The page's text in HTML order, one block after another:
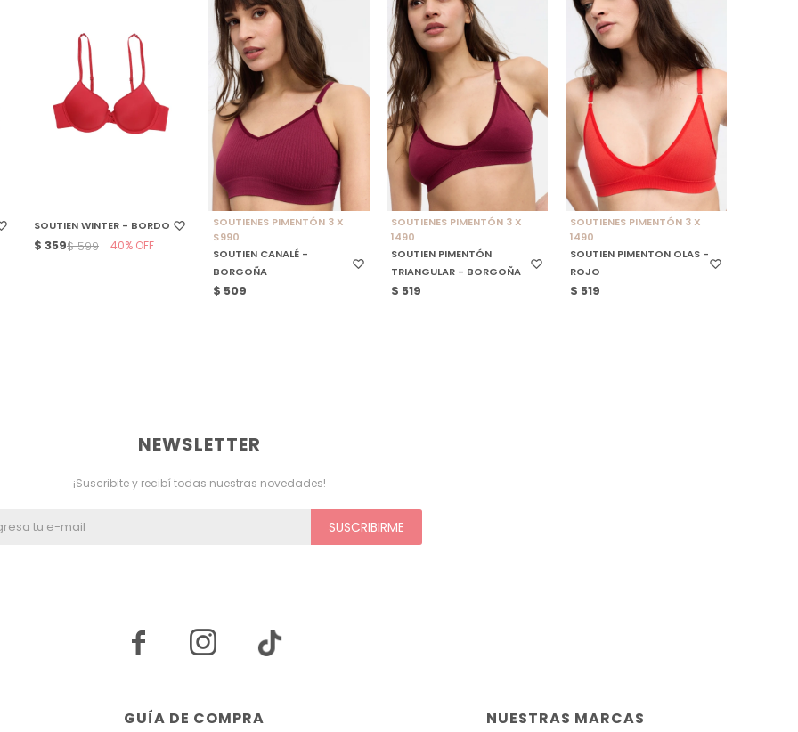
SOUTIEN WINTER - BORDO
$ 359$ 599 40
SOUTIENES PIMENTÓN 3 X
$990
SOUTIEN CANALÉ -
BORGOÑA
$ 509
SELECCIONAR TALLE
SOUTIENES PIMENTÓN 3 X
1490
SOUTIEN PIMENTÓN
TRIANGULAR - BORGOÑA
$ 519
SELECCIONAR TALLE
SOUTIENES PIMENTÓN 3 X
1490
SOUTIEN PIMENTON OLAS -
ROJO
$ 519
NUESTRAS MARCAS
GUÍA DE COMPRA
NEWSLETTER
¡Suscribite y recibí todas nuestras novedades!
SUSCRIBIRME
 